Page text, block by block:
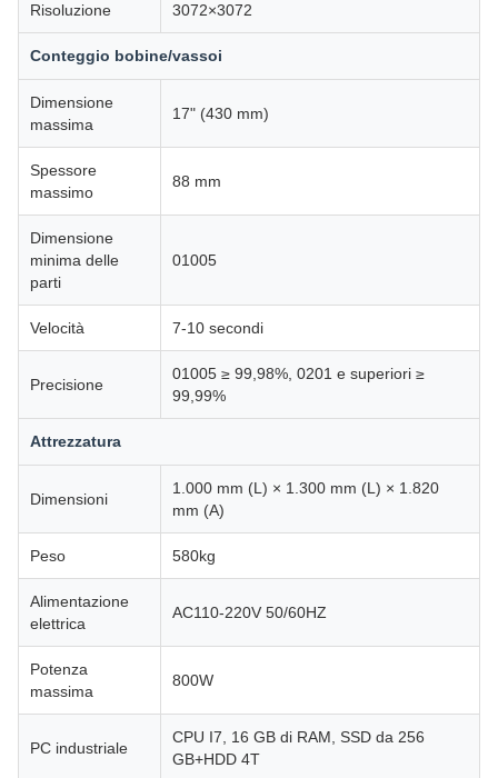
Risoluzione 3072×3072
Conteggio bobine/vassoi
Dimensione
massima
17" (430 mm)
Spessore
massimo
88 mm
Dimensione
minima delle
parti
01005
Velocità 7-10 secondi
Precisione
01005 ≥ 99,98%, 0201 e superiori ≥
99,99%
Attrezzatura
Dimensioni
1.000 mm (L) × 1.300 mm (L) × 1.820
mm (A)
Peso 580kg
Alimentazione
elettrica
AC110-220V 50/60HZ
Potenza
massima
800W
PC industriale
CPU I7, 16 GB di RAM, SSD da 256
GB+HDD 4T